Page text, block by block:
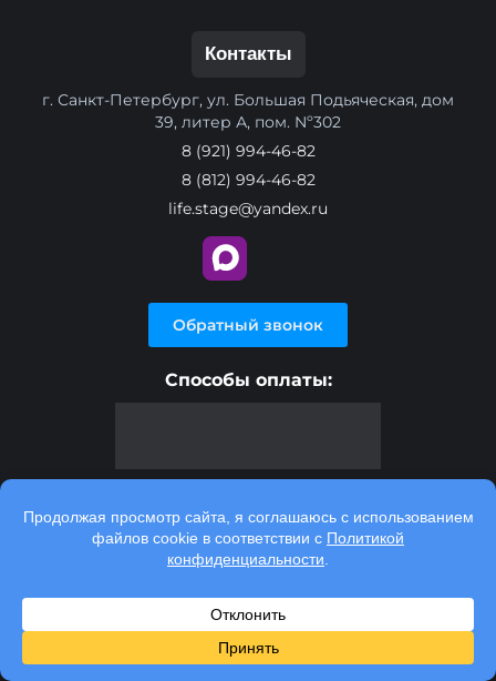
Контакты
г. Санкт-Петербург, ул. Большая Подьяческая, дом
39, литер А, пом. Nº302
8 (921) 994-46-82
8 (812) 994-46-82
life.stage@yandex.ru
Обратный звонок
Способы оплаты:
условиях по адресу и месту нахождения пациента и
месту вызова врача.
мессенджерам и в соц. сетях, носят исключительно
информационный характер и не являются
медицинскими услугами.